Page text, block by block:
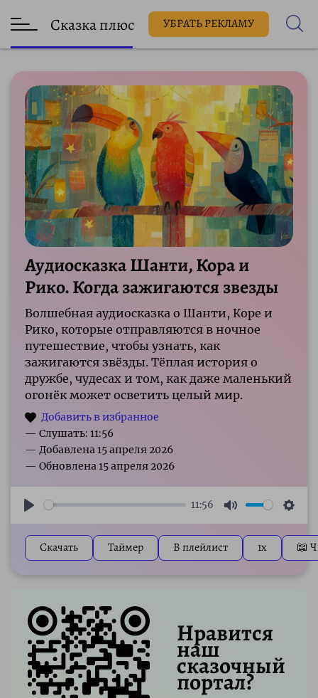
Сказка плюс УБРАТЬ РЕКЛАМУ
Аудиосказка Шанти, Кора и
Рико. Когда зажигаются звезды
Волшебная аудиосказка о Шанти, Коре и
Рико, которые отправляются в ночное
путешествие, чтобы узнать, как
зажигаются звёзды. Тёплая история о
дружбе, чудесах и том, как даже маленький
огонёк может осветить целый мир.
— Слушать: 11:56
11:56
Mute
Скачать Таймер В плейлист 1x 📖
Нравится
наш
сказочный
портал?